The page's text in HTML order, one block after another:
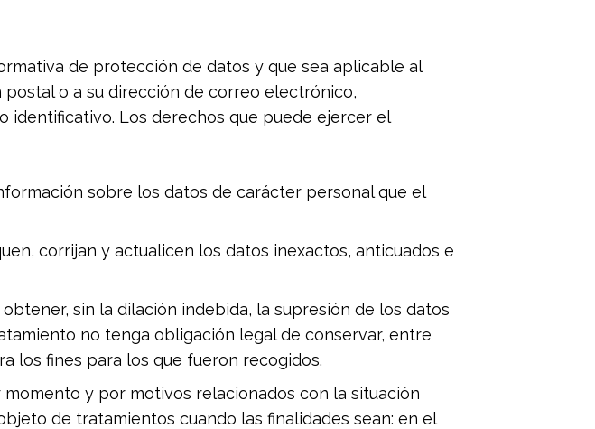
de protección de datos y que sea aplicable al
o a su dirección de correo electrónico,
identificativo. Los derechos que puede ejercer el
sobre los datos de carácter personal que el
corrijan y actualicen los datos inexactos, anticuados e
sin la dilación indebida, la supresión de los datos
no tenga obligación legal de conservar, entre
los fines para los que fueron recogidos.
y por motivos relacionados con la situación
de tratamientos cuando las finalidades sean: en el